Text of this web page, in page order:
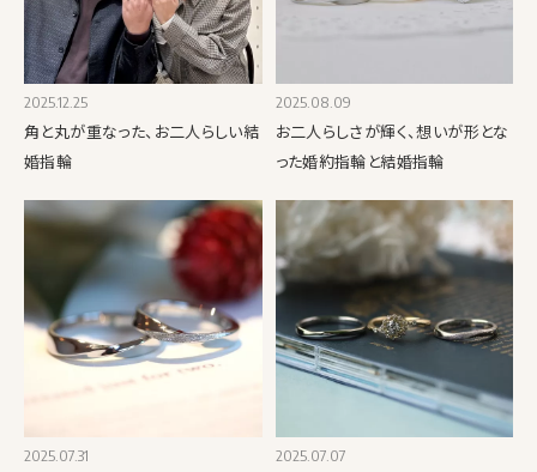
2025.12.25
角と丸が重なった、お二人らしい結
婚指輪
2025.08.09
お二人らしさが輝く、想いが形とな
った婚約指輪と結婚指輪
2025.07.31 2025.07.07